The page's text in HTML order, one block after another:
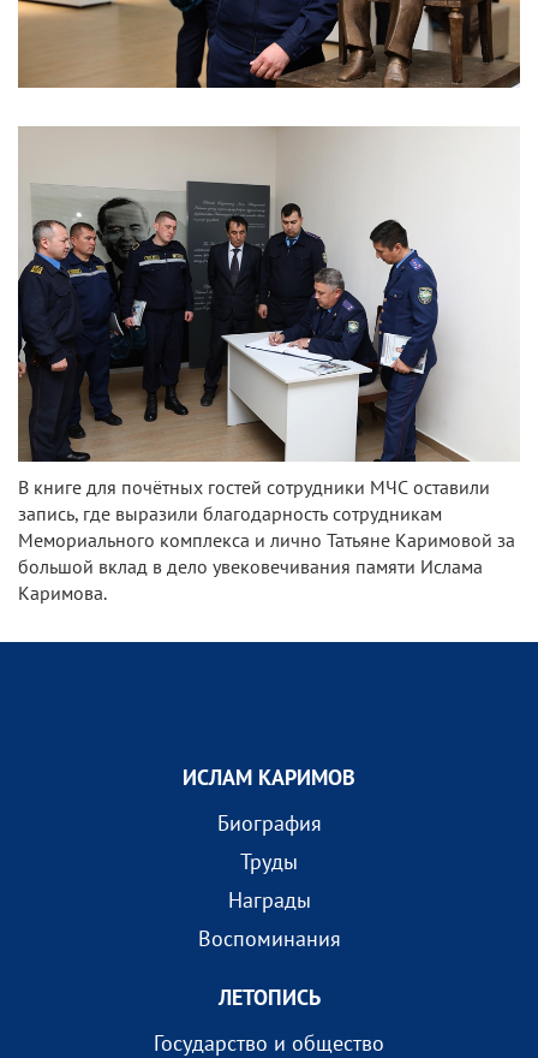
В книге для почётных гостей сотрудники МЧС оставили
запись, где выразили благодарность сотрудникам
Мемориального комплекса и лично Татьяне Каримовой за
большой вклад в дело увековечивания памяти Ислама
Каримова.
ИСЛАМ КАРИМОВ
Биография
Труды
Награды
Воспоминания
ЛЕТОПИСЬ
Государство и общество